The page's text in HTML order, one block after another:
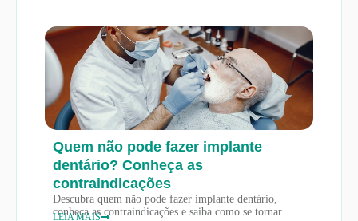
Quem não pode fazer implante
dentário? Conheça as
contraindicações
Descubra quem não pode fazer implante dentário,
conheça as contraindicações e saiba como se tornar
LEIA MAIS